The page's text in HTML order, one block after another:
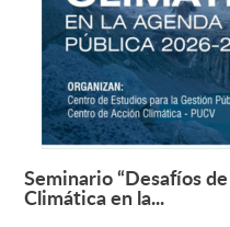
Seminario “Desafíos
Climática en la...